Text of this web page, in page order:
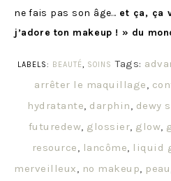
ne fais pas son âge… et ça, ça
j’adore ton makeup ! » du
LABELS: BEAUTÉ, SOINS Tags:
arrêter le maquillage,
hydratante, darphin, dewy
futuredew, glossier, glow,
resource, lancôme, liquid
merveilleux, no makeup, peau